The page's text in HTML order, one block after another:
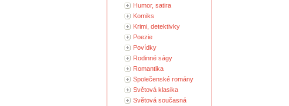
Humor, satira
Komiks
Krimi, detektivky
Poezie
Povídky
Rodinné ságy
Romantika
Společenské romány
Světová klasika
Světová současná